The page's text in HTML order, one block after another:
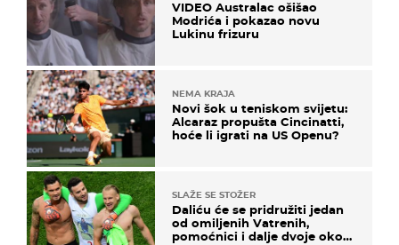
VIDEO Australac ošišao
Modrića i pokazao novu
Lukinu frizuru
NEMA KRAJA
Novi šok u teniskom svijetu:
Alcaraz propušta Cincinatti,
hoće li igrati na US Openu?
SLAŽE SE STOŽER
Daliću će se pridružiti jedan
od omiljenih Vatrenih,
pomoćnici i dalje dvoje oko